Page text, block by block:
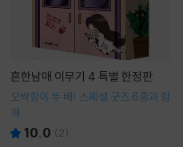
흔한남매 이무기 4 특별 한정판
오싹함이 두 배! 스페셜 굿즈 6종과 함
께
10.0 ( 2)